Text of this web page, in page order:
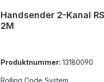
Handsender 2-Kanal
2M
Produktnummer: 13180090